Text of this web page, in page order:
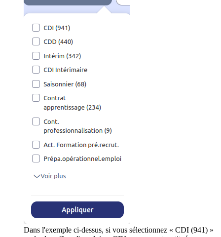
Dans l'exemple ci-dessus, si vous sélectionnez « CDI (941) »